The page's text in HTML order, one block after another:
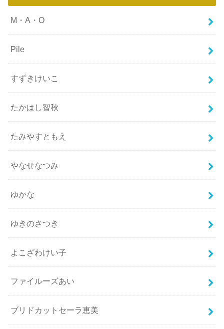
M・A・O
Pile
すずきけいこ
たかはし智秋
たみやすともえ
やなせなつみ
ゆかな
ゆきのさつき
よこざわけい子
ファイルーズあい
ブリドカットセーラ恵美